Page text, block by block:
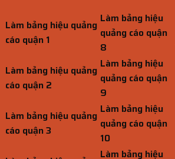
Làm bảng hiệu quảng
cáo quận 1
Làm bảng hiệu
quảng cáo quận
8
Làm bảng hiệu quảng
cáo quận 2
Làm bảng hiệu
quảng cáo quận
9
Làm bảng hiệu quảng
cáo quận 3
Làm bảng hiệu
quảng cáo quận
10
Làm bảng hiệu